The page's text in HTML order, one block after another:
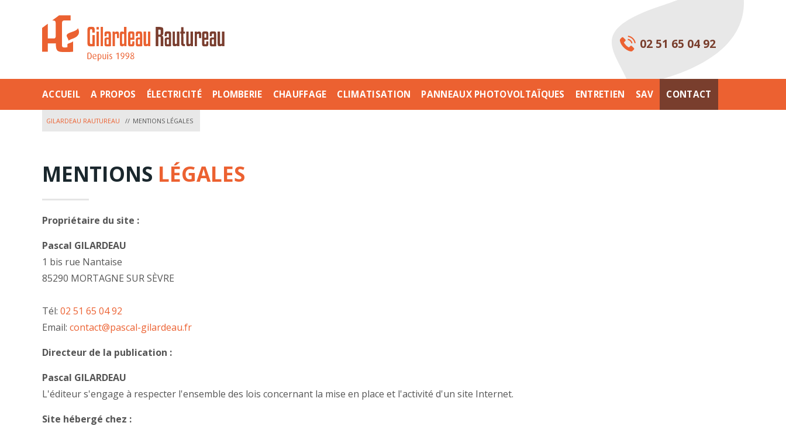
02 51 65 04 92
ACCUEIL A PROPOS ÉLECTRICITÉ PLOMBERIE CHAUFFAGE CLIMATISATION PANNEAUX PHOTOVOLTAÏQUES ENTRETIEN SAV CONTACT
GILARDEAU RAUTUREAU MENTIONS LÉGALES
MENTIONS LÉGALES
Propriétaire du site :
Pascal GILARDEAU
1 bis rue Nantaise
85290 MORTAGNE SUR SÈVRE
Tél: 02 51 65 04 92
Email: contact@pascal-gilardeau.fr
Directeur de la publication :
Pascal GILARDEAU
L'éditeur s'engage à respecter l'ensemble des lois concernant la mise en place et l'activité d'un site Internet.
Site hébergé chez :